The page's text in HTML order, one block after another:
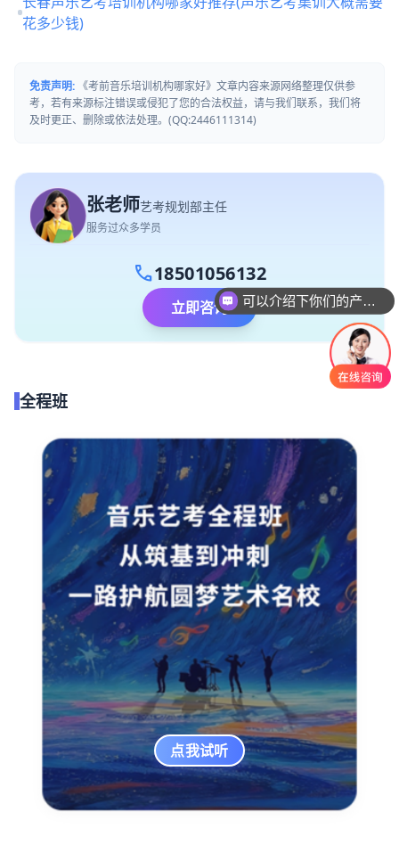
花多少钱)
免责声明: 《考前音乐培训机构哪家好》文章内容来源网络整理仅供参
考，若有来源标注错误或侵犯了您的合法权益，请与我们联系，我们将
及时更正、删除或依法处理。(QQ:2446111314)
张老师艺考规划部主任
服务过众多学员
call18501056132
立即咨询
全程班
点我试听
可以介绍下你们的产品么